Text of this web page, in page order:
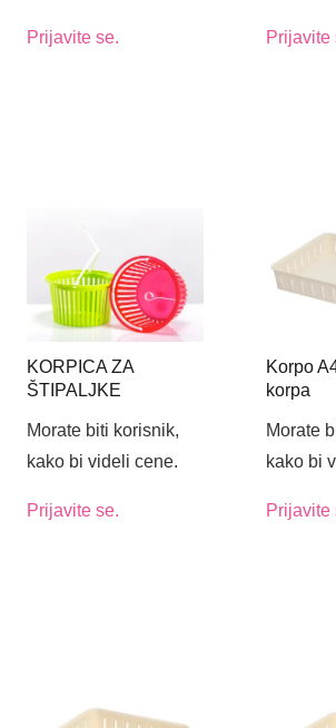
Prijavite se. Prijavite
KORPICA ZA
ŠTIPALJKE
Morate biti korisnik,
kako bi videli cene.
Prijavite se.
Korpo
korpa
Morate
kako bi
Prijavite